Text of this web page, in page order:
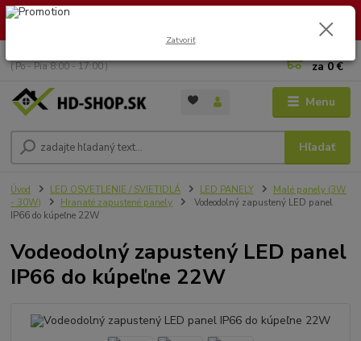
🏖️ DOVOLENKA 30.7.2026 – 9.8.2026 · Objednávky vybavíme po
Menu
Hľadať
( Po - Pia 8:00 - 17:00 )
za0 €
Úvod LED OSVETLENIE / SVIETIDLÁ LED PANELY
Malé panely (3W
- 30W)
Hranaté zapustené panely
Vodeodolný zapustený LED panel
IP66 do kúpeľne 22W
Vodeodolný zapustený LED panel
IP66 do kúpeľne 22W
Zatvoriť